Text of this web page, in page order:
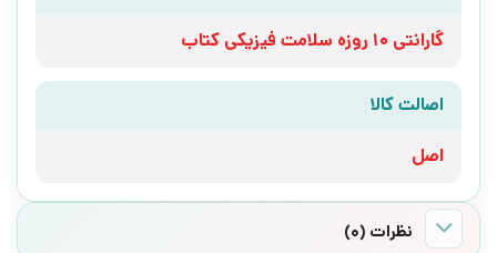
گارانتی 10 روزه سلامت فیزیکی کتاب
اصالت کالا
اصل
نظرات (0)